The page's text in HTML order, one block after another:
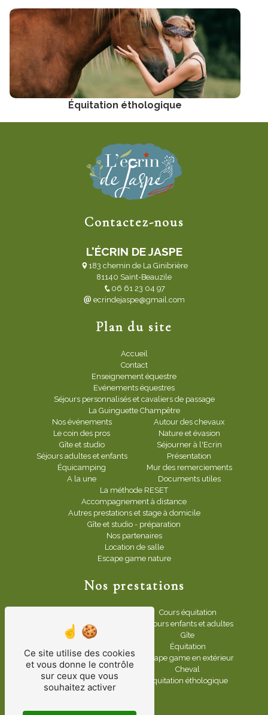
Équitation éthologique
Contactez-nous
L'ÉCRIN DE JASPE
183 chemin de La Ginibrière
81140 Saint-Beauzile
06 61 23 04 97
ecrindejaspe@gmail.com
Plan du site
Accueil
Contact
Enseignement équestre
Evénements équestres
Séjours personnalisés et cavaliers de passage
La Guinguette Champêtre
Nos événements
Le coin des pros
Gîte et studio
Séjours adultes et enfants
Équicamping
A la une
Autour des chevaux
Nature et évasion
Séjourner à l'Ecrin
Présentation
Mur des remerciements
Documents utiles
La méthode RESET
Accompagnement à distance
Autres prestations et stage à domicile
Gîte et studio - préparation
Nos partenaires
Location de salle
Escape game nature
Nos prestations
Ateliers créatifs et loisirs
Club cheval
Stage équitation
Mini camps pour enfants
Gîte spa
Centre équestre
Cours équitation
Séjours enfants et adultes
Gîte
Équitation
Escape game en extérieur
Cheval
Équitation éthologique
Ce site utilise des cookies
et vous donne le contrôle
sur ceux que vous
souhaitez activer